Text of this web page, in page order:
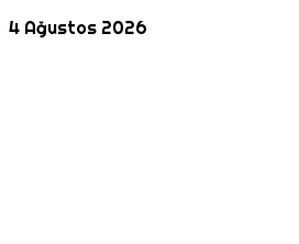
4 Ağustos 2026